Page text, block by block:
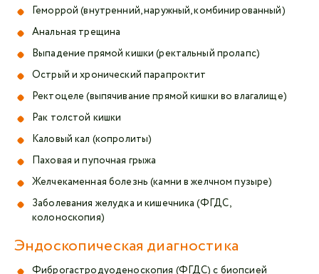
Геморрой (внутренний, наружный, комбинированный)
Анальная трещина
Выпадение прямой кишки (ректальный пролапс)
Острый и хронический парапроктит
Ректоцеле (выпячивание прямой кишки во влагалище)
Рак толстой кишки
Каловый кал (копролиты)
Паховая и пупочная грыжа
Желчекаменная болезнь (камни в желчном пузыре)
Заболевания желудка и кишечника (ФГДС,
колоноскопия)
Эндоскопическая диагностика
Фиброгастродуоденоскопия (ФГДС) с биопсией